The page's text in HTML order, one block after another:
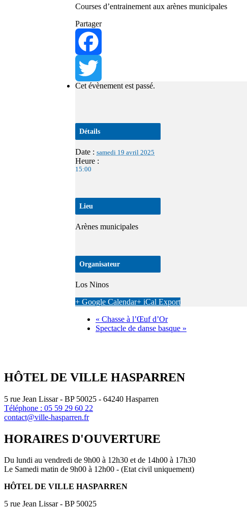
Courses d’entrainement aux arènes municipales
Partager
Facebook
Cet évènement est passé.
Détails
Date : samedi 19 avril 2025
Heure :
15:00
Lieu
Arènes municipales
Organisateur
Los Ninos
+ Google Calendar+ iCal Export
« Chasse à l’Œuf d’Or
Spectacle de danse basque »
HÔTEL DE VILLE HASPARREN
5 rue Jean Lissar - BP 50025 - 64240 Hasparren
Téléphone : 05 59 29 60 22
contact@ville-hasparren.fr
HORAIRES D'OUVERTURE
Du lundi au vendredi de 9h00 à 12h30 et de 14h00 à 17h30
Le Samedi matin de 9h00 à 12h00 - (Etat civil uniquement)
HÔTEL DE VILLE HASPARREN
5 rue Jean Lissar - BP 50025